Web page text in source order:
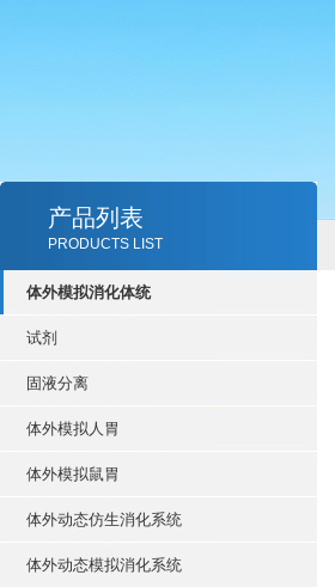
产品列表
PRODUCTS LIST
体外模拟消化体统
试剂
固液分离
体外模拟人胃
体外模拟鼠胃
体外动态仿生消化系统
体外动态模拟消化系统